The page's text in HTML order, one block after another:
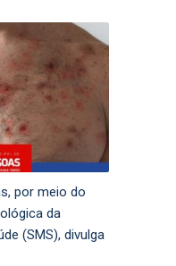
por meio do
da
(SMS), divulga